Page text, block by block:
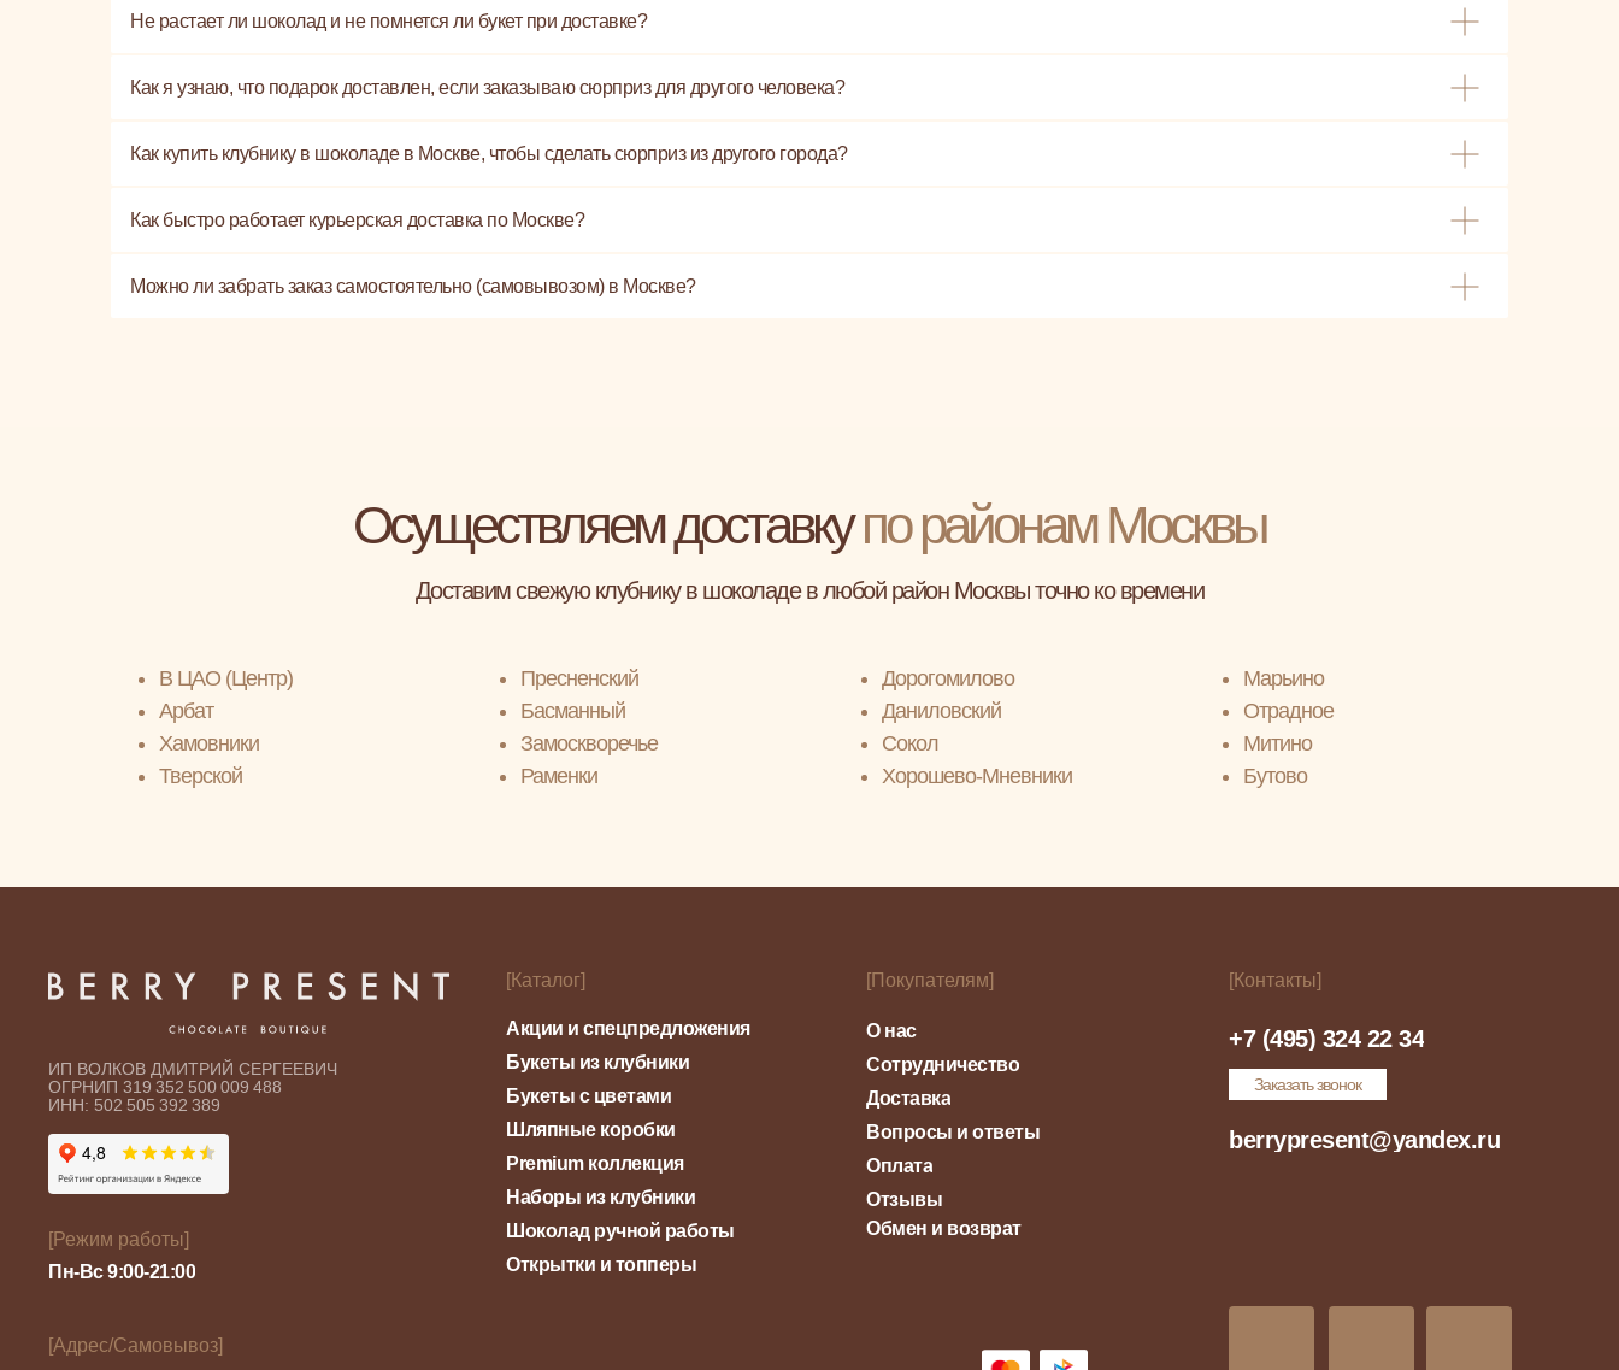
Не растает ли шоколад и не помнется ли букет при доставке?
Как я узнаю, что подарок доставлен, если заказываю сюрприз для другого человека?
Как купить клубнику в шоколаде в Москве, чтобы сделать сюрприз из другого города?
Как быстро работает курьерская доставка по Москве?
Можно ли забрать заказ самостоятельно (самовывозом) в Москве?
Осуществляем доставкупо районам Москвы
Доставим свежую клубнику в шоколаде в любой район Москвы точно ко времени
В ЦАО (Центр)
Арбат
Хамовники
Тверской
Пресненский
Басманный
Замоскворечье
Раменки
Дорогомилово
Даниловский
Сокол
Хорошево-Мневники
Марьино
Отрадное
Митино
Бутово
ИП ВОЛКОВ ДМИТРИЙ СЕРГЕЕВИЧ
ОГРНИП 319 352 500 009 488
ИНН: 502 505 392 389
[Покупателям]
Акции и спецпредложения +7 (495) 324 22 34
berrypresent@yandex.ru
Пн-Вс 9:00-21:00
Букеты из клубники
Букеты с цветами
Шляпные коробки
Premium коллекция
Наборы из клубники
Шоколад ручной работы
Открытки и топперы
О нас
Сотрудничество
Доставка
Вопросы и ответы
Оплата
Отзывы
Обмен и возврат
[Каталог] [Контакты]
Заказать звонок
[Режим работы]
[Адрес/Самовывоз]